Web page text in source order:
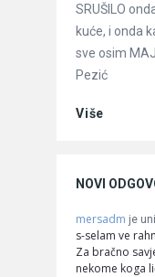
SRUŠILO
kuće, i onda
sve osim
Pezić
Više
NOVI
mersadm je
s-selam ve
Za bračno
nekome koga